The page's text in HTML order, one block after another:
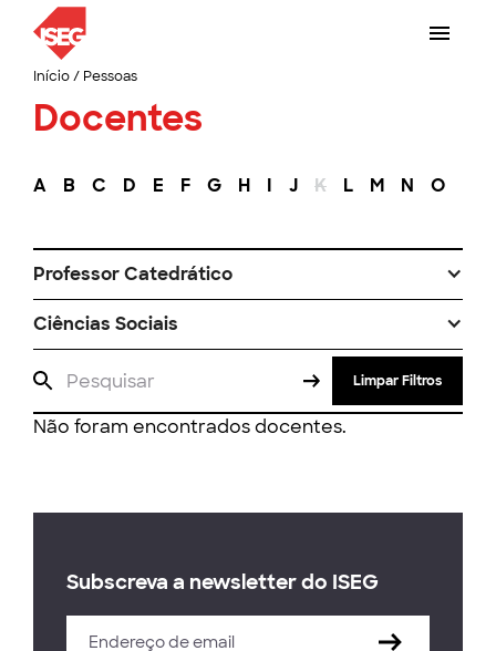
Início/ Pessoas
Docentes
A B C D E F G H I J K L M N O
Professor Catedrático
Ciências Sociais
Limpar Filtros
Não foram encontrados docentes.
Subscreva a newsletter do ISEG